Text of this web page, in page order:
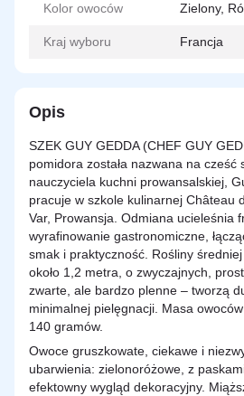
Kolor owoców Zielony,
Kraj wyboru Francja
Opis
SZEK GUY GEDDA (CHEF GUY
pomidora została nazwana na cześć
nauczyciela kuchni prowansalskiej,
pracuje w szkole kulinarnej Château
Var, Prowansja. Odmiana ucieleśnia
wyrafinowanie gastronomiczne,
smak i praktyczność. Rośliny
około 1,2 metra, o zwyczajnych,
zwarte, ale bardzo plenne – tworzą
minimalnej pielęgnacji. Masa
140 gramów.
Owoce gruszkowate, ciekawe i
ubarwienia: zielonoróżowe, z
efektowny wygląd dekoracyjny.